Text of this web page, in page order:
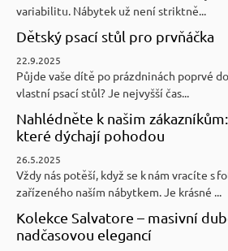
variabilitu. Nábytek už není striktně...
Dětský psací stůl pro prvňáčka
22.9.2025
Půjde vaše dítě po prázdninách poprvé
vlastní psací stůl? Je nejvyšší čas...
Nahlédněte k našim
které dýchají pohodou
26.5.2025
Vždy nás potěší, když se k nám vracíte s
zařízeného naším nábytkem. Je krásné ...
Kolekce Salvatore – masivní
nadčasovou elegancí